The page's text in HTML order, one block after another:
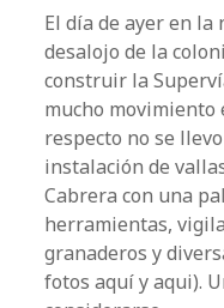
Entradas
El día de ayer en
desalojo de la
construir la
mucho movimiento
respecto no se
instalación de
Cabrera con una
herramientas,
granaderos y
fotos aquí y aqui).